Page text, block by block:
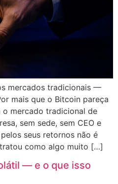
mercados tradicionais —
mais que o Bitcoin pareça
mercado tradicional de
sem sede, sem CEO e
seus retornos não é
como algo muito […]
— e o que isso